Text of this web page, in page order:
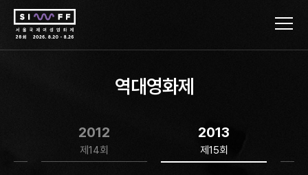
역대영화제
2012
제14회
2013
제15회